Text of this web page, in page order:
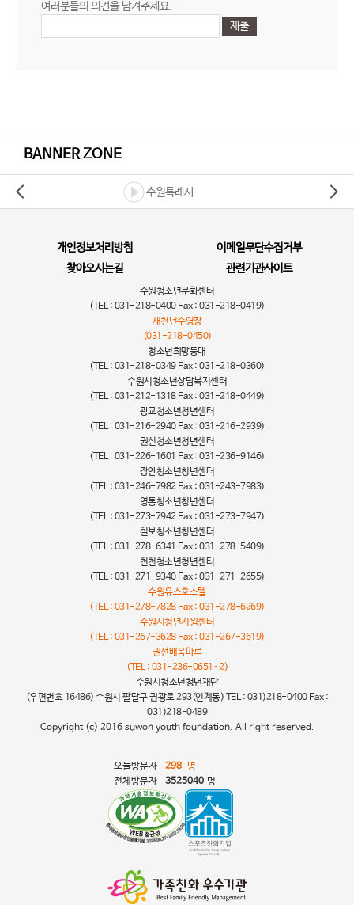
여러분들의 의견을 남겨주세요.
BANNER ZONE
수원특례시
개인정보처리방침
이메일무단수집거부
찾아오시는길
관련기관사이트
수원청소년문화센터
(TEL : 031-218-0400 Fax : 031-218-0419)
새천년수영장
(031-218-0450)
청소년희망등대
(TEL : 031-218-0349 Fax : 031-218-0360)
수원시청소년상담복지센터
(TEL : 031-212-1318 Fax : 031-218-0449)
광교청소년청년센터
(TEL : 031-216-2940 Fax : 031-216-2939)
권선청소년청년센터
(TEL : 031-226-1601 Fax : 031-236-9146)
장안청소년청년센터
(TEL : 031-246-7982 Fax : 031-243-7983)
영통청소년청년센터
(TEL : 031-273-7942 Fax : 031-273-7947)
칠보청소년청년센터
(TEL : 031-278-6341 Fax : 031-278-5409)
천천청소년청년센터
(TEL : 031-271-9340 Fax : 031-271-2655)
수원유스호스텔
(TEL : 031-278-7828 Fax : 031-278-6269)
수원시청년지원센터
(TEL : 031-267-3628 Fax : 031-267-3619)
권선배움마루
(TEL : 031-236-0651~2)
수원시청소년청년재단
(우편번호 16486) 수원시 팔달구 권광로 293(인계동) TEL : 031)218-0400 Fax :
031)218-0489
Copyright (c) 2016 suwon youth foundation. All right reserved.
오늘방문자 298 명
전체방문자
3525040 명